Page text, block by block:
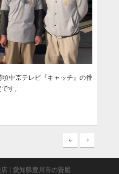
中京テレビ『キャッチ』の番
す。
| 愛知県豊川市の畳屋